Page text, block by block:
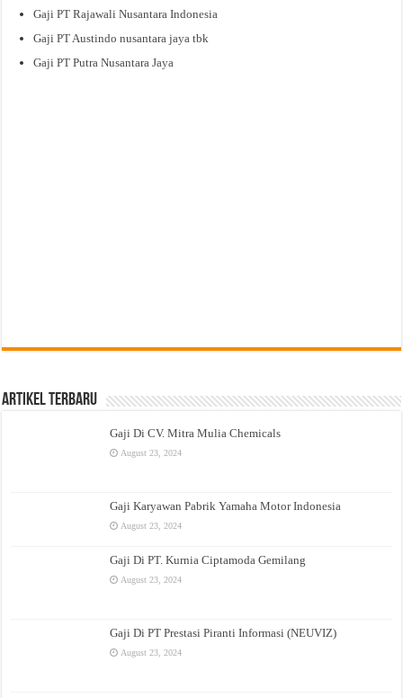
Gaji PT Rajawali Nusantara Indonesia
Gaji PT Austindo nusantara jaya tbk
Gaji PT Putra Nusantara Jaya
Artikel Terbaru
Gaji Di CV. Mitra Mulia Chemicals
August 23, 2024
Gaji Karyawan Pabrik Yamaha Motor Indonesia
August 23, 2024
Gaji Di PT. Kurnia Ciptamoda Gemilang
August 23, 2024
Gaji Di PT Prestasi Piranti Informasi (NEUVIZ)
August 23, 2024